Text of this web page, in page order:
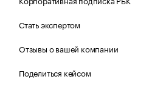
Стать экспертом
Отзывы о вашей компании
Поделиться кейсом